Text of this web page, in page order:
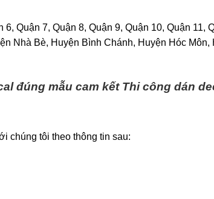
Quận 7, Quận 8, Quận 9, Quận 10, Quận 11,
Nhà Bè, Huyện Bình Chánh, Huyện Hóc Môn,
đúng mẫu cam kết Thi công dán
chúng tôi theo thông tin sau: